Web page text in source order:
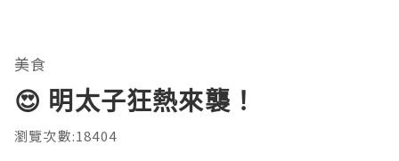
美食
😍 明太子狂熱來襲！
瀏覽次數:18404